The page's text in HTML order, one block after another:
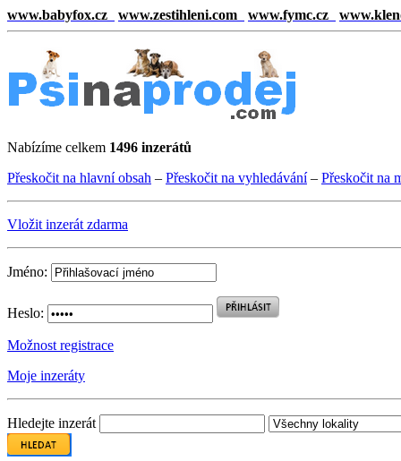
www.babyfox.cz www.zestihleni.com www.fymc.cz
Nabízíme celkem 1496 inzerátů
Přeskočit na hlavní obsah – Přeskočit na vyhledávání– Přeskočit na
Vložit inzerát zdarma
Jméno:
Heslo:
Možnost registrace
Moje inzeráty
Hledejte inzerát